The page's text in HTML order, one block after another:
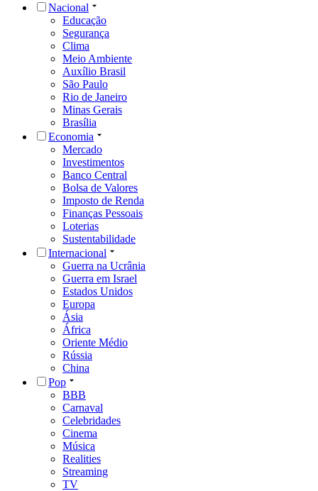
Nacional
Educação
Segurança
Clima
Meio Ambiente
Auxílio Brasil
São Paulo
Rio de Janeiro
Minas Gerais
Brasília
Economia
Mercado
Investimentos
Banco Central
Bolsa de Valores
Imposto de Renda
Finanças Pessoais
Loterias
Sustentabilidade
Internacional
Guerra na Ucrânia
Guerra em Israel
Estados Unidos
Europa
Ásia
África
Oriente Médio
Rússia
China
Pop
BBB
Carnaval
Celebridades
Cinema
Música
Realities
Streaming
TV